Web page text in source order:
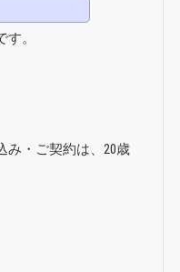
。
み・ご契約は、20歳